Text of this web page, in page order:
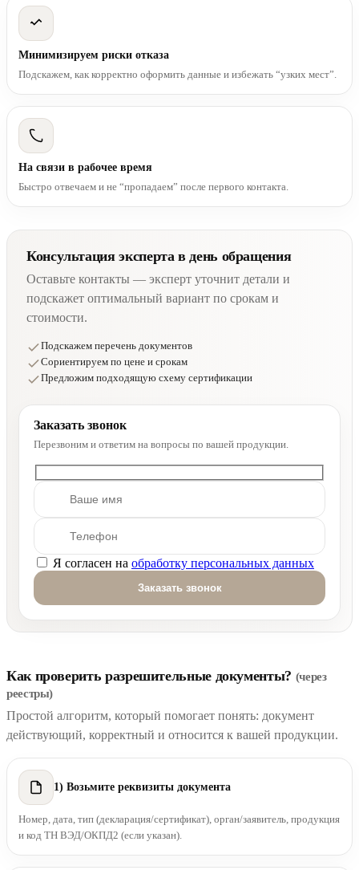
Минимизируем риски отказа
Подскажем, как корректно оформить данные и избежать “узких мест”.
На связи в рабочее время
Быстро отвечаем и не “пропадаем” после первого контакта.
Консультация эксперта в день обращения
Оставьте контакты — эксперт уточнит детали и
подскажет оптимальный вариант по срокам и
стоимости.
Подскажем перечень документов
Сориентируем по цене и срокам
Предложим подходящую схему сертификации
Заказать звонок
Перезвоним и ответим на вопросы по вашей продукции.
Оставьте это поле пустым.
Я согласен на обработку персональных данных
Как проверить разрешительные документы? (через
реестры)
Простой алгоритм, который помогает понять: документ
действующий, корректный и относится к вашей продукции.
1) Возьмите реквизиты документа
Номер, дата, тип (декларация/сертификат), орган/заявитель, продукция
и код ТН ВЭД/ОКПД2 (если указан).